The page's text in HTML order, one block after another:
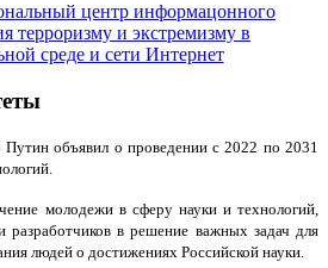
центр информацонного
терроризму и экстремизму в
среде и сети Интернет
объявил о проведении с 2022 по 2031
молодежи в сферу науки и технологий,
разработчиков в решение важных задач для
людей о достижениях Российской науки.